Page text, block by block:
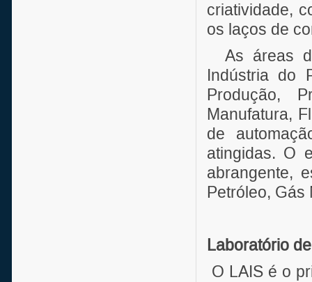
criatividade,
os laços de
As áreas
Indústria do
Produção,
Manufatura,
de
atingidas. O
abrangente,
Petróleo,
Laboratório
O LAIS é o